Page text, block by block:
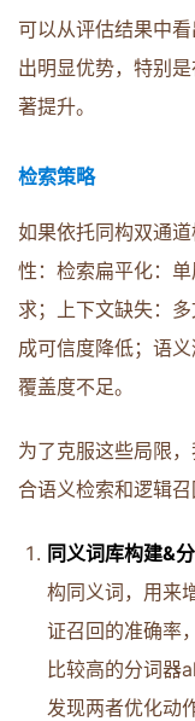
可以从评估结果中
出明显优势，特别
著提升。
检索策略
如果依托同构双通
性：检索扁平化：
求；上下文缺失：
成可信度降低；语
覆盖度不足。
为了克服这些局限
合语义检索和逻辑召
同义词库构建&
构同义词，用来
证召回的准确率
比较高的分词器
发现两者优化动